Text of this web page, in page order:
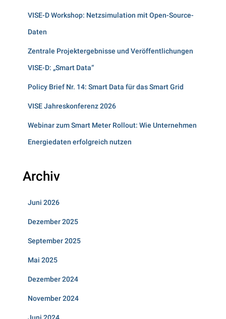
VISE-D Workshop: Netzsimulation mit Open-Source-
Daten
Zentrale Projektergebnisse und Veröffentlichungen
VISE-D: „Smart Data“
Policy Brief Nr. 14: Smart Data für das Smart Grid
VISE Jahreskonferenz 2026
Webinar zum Smart Meter Rollout: Wie Unternehmen
Energiedaten erfolgreich nutzen
Archiv
Juni 2026
Dezember 2025
September 2025
Mai 2025
Dezember 2024
November 2024